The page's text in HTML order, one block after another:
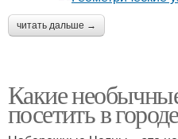
читать дальше →
Какие
посетить в городе